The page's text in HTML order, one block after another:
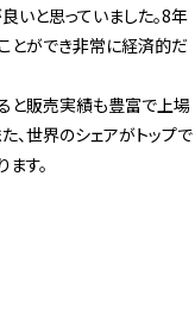
と思っていました。8年
とができ非常に経済的だ
と販売実績も豊富で上場
、世界のシェアがトップで
す。